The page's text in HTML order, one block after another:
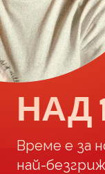
НАД
Време е за
най-